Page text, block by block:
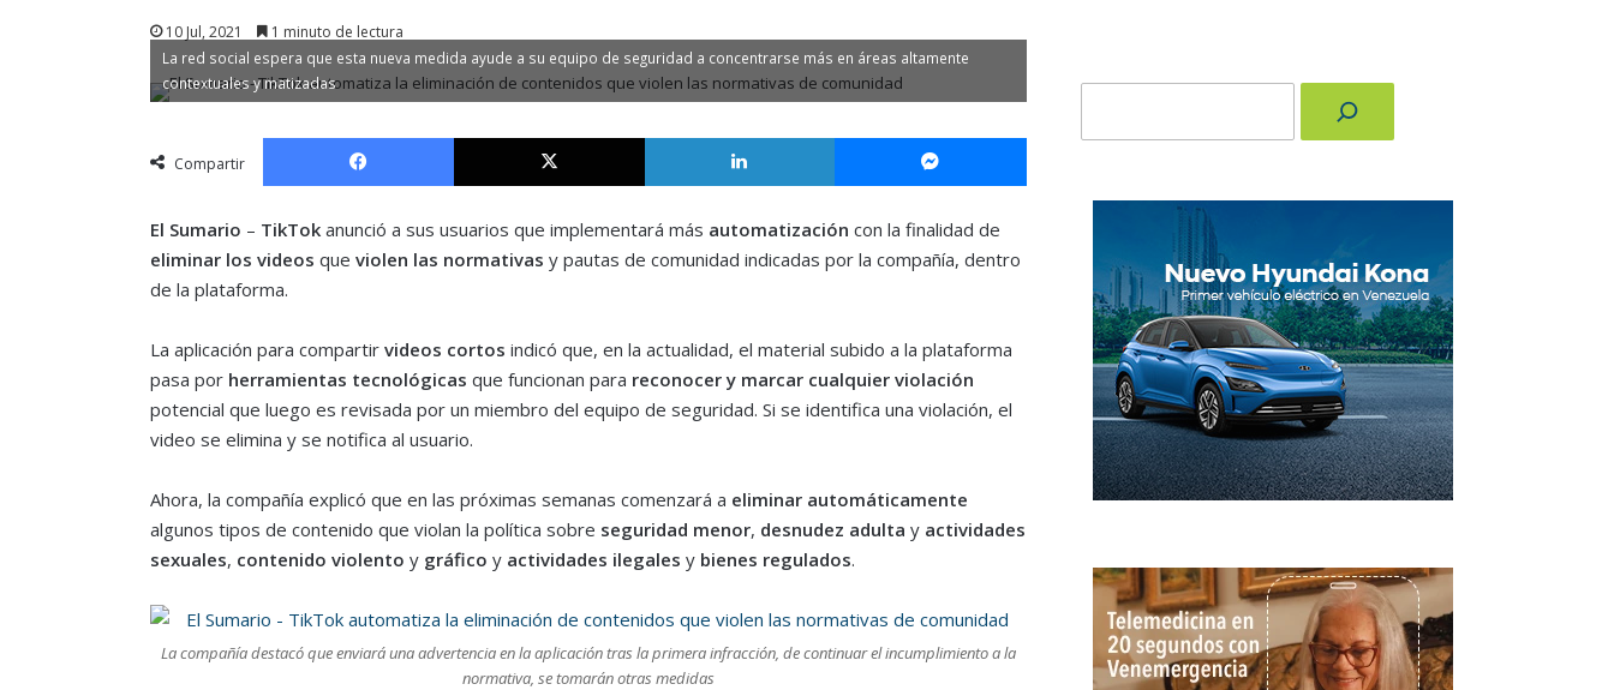
10 Jul, 2021 1 minuto de lectura
La red social espera que esta nueva medida ayude a su equipo de seguridad a concentrarse más en áreas altamente
contextuales y matizadas
Compartir
Facebook X LinkedIn Messenger
El Sumario – TikTokanunció a sus usuarios que implementará más automatización con la finalidad de
eliminar los videos que violen las normativas y pautas de comunidad indicadas por la compañía, dentro
de la plataforma.
La aplicación para compartir videos cortos indicó que, en la actualidad, el material subido a la plataforma
pasa por herramientas tecnológicas que funcionan para reconocer y marcar cualquier violación
potencial que luego es revisada por un miembro del equipo de seguridad. Si se identifica una violación, el
video se elimina y se notifica al usuario.
Ahora, la compañía explicó que en las próximas semanas comenzará a eliminar automáticamente
algunos tipos de contenido que violan la política sobre seguridad menor, desnudez adulta y actividades
sexuales, contenido violento y gráfico y actividades ilegales y bienes regulados.
La compañía destacó que enviará una advertencia en la aplicación tras la primera infracción, de continuar el incumplimiento a la
normativa, se tomarán otras medidas